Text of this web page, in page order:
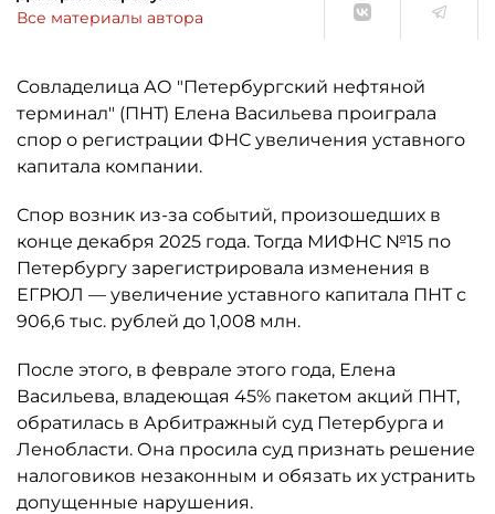
Все материалы автора
Совладелица АО "Петербургский нефтяной
терминал" (ПНТ) Елена Васильева проиграла
спор о регистрации ФНС увеличения уставного
капитала компании.
Спор возник из-за событий, произошедших в
конце декабря 2025 года. Тогда МИФНС №15 по
Петербургу зарегистрировала изменения в
ЕГРЮЛ — увеличение уставного капитала ПНТ с
906,6 тыс. рублей до 1,008 млн.
После этого, в феврале этого года, Елена
Васильева, владеющая 45% пакетом акций ПНТ,
обратилась в Арбитражный суд Петербурга и
Ленобласти. Она просила суд признать решение
налоговиков незаконным и обязать их устранить
допущенные нарушения.